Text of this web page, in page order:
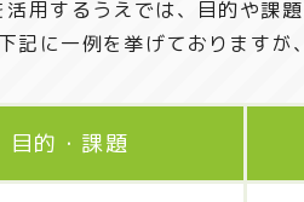
活用するうえでは、目的や課
記に一例を挙げておりますが
目的・課題